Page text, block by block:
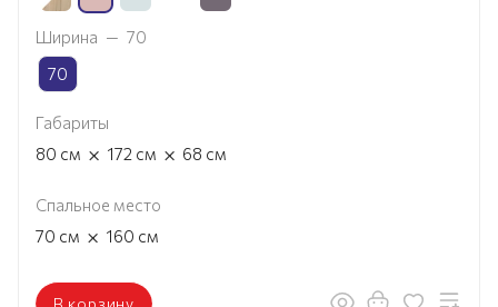
Ширина — 70
70
Габариты
80 см × 172 см × 68 см
Спальное место
70 см × 160 см
В корзину